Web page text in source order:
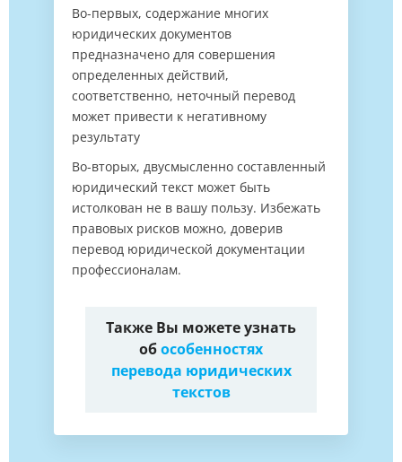
Во-первых, содержание многих
юридических документов
предназначено для совершения
определенных действий,
соответственно, неточный перевод
может привести к негативному
результату
Во-вторых, двусмысленно составленный
юридический текст может быть
истолкован не в вашу пользу. Избежать
правовых рисков можно, доверив
перевод юридической документации
профессионалам.
Также Вы можете узнать
обособенностях
перевода юридических
текстов